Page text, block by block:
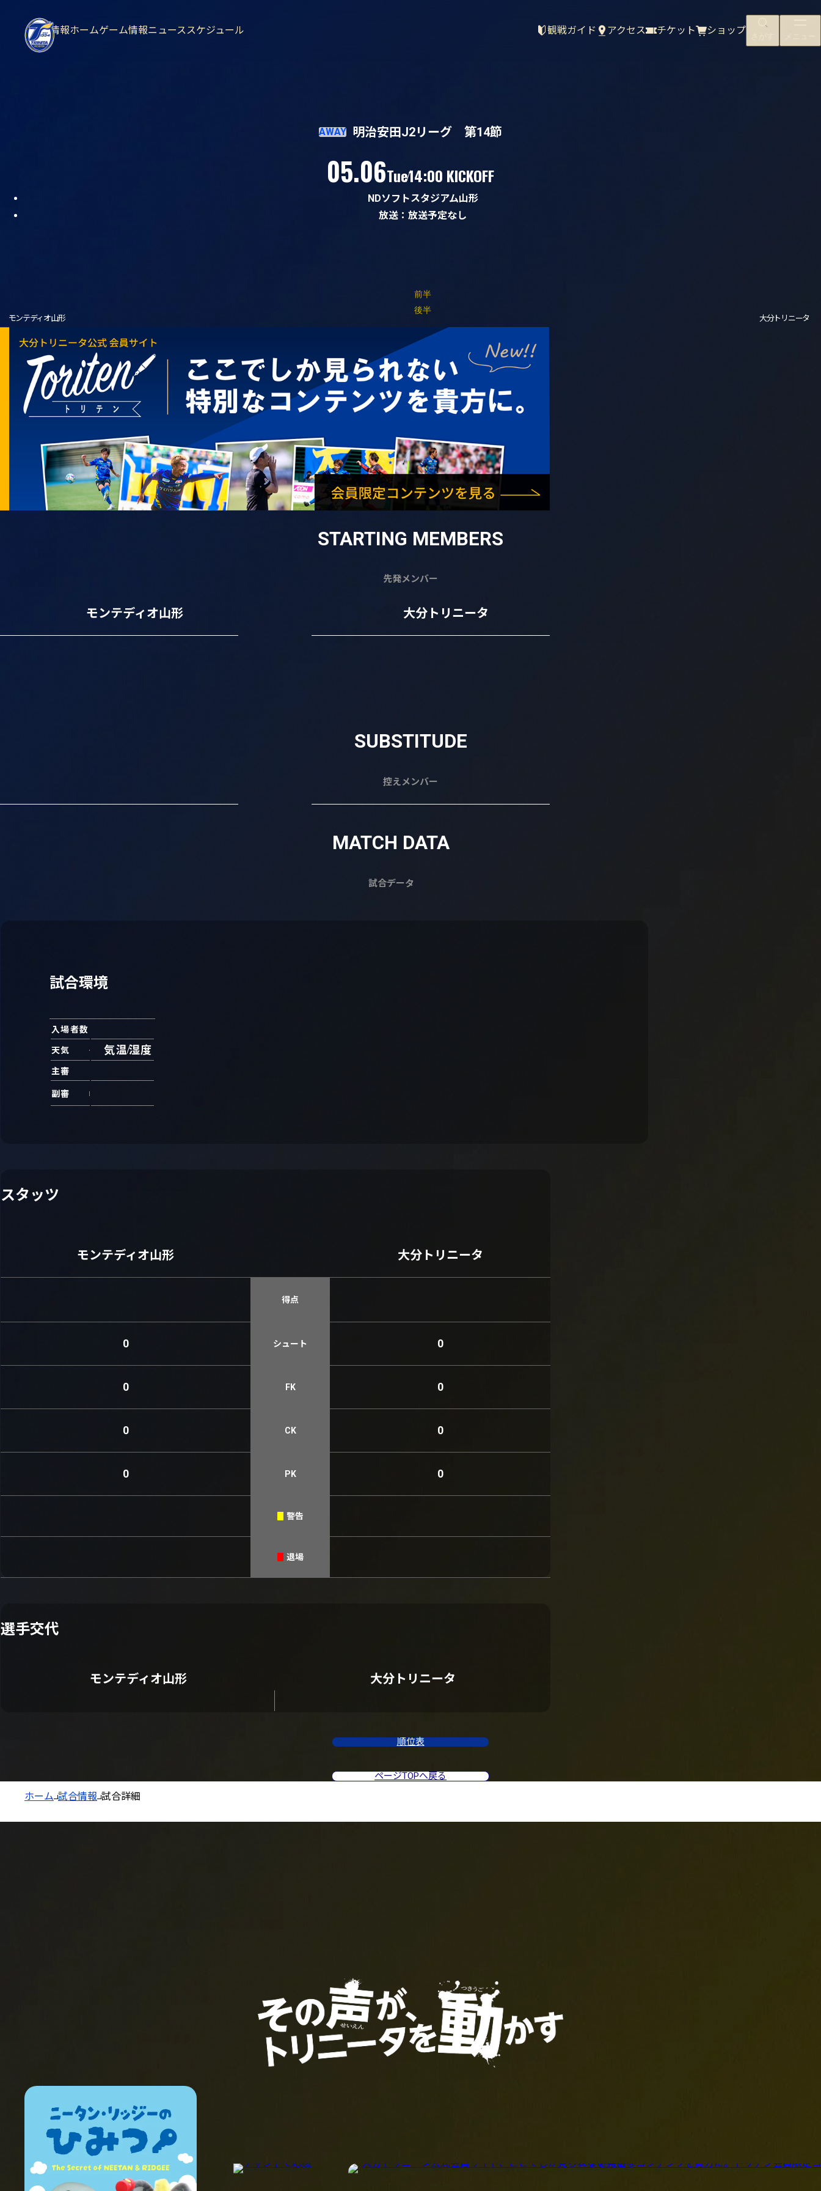
試合情報ホームゲーム情報ニューススケジュール 観戦ガイド アクセス チケット ショップ
AWAY 明治安田J2リーグ 第14節
05.06
（火）
Tue14:00 KICKOFF
NDソフトスタジアム山形
放送：放送予定なし
モンテディオ山形
前半
対
後半
対 大分トリニータ
先発メンバー
STARTING MEMBERS
モンテディオ山形 大分トリニータ
控えメンバー
SUBSTITUDE
試合データ
MATCH DATA
試合環境
入場者数
天気 気温湿度
主審
副審
スタッツ
モンテディオ山形 大分トリニータ
得点
0 シュート 0
0 FK 0
0 CK 0
0 PK 0
警告
退場
選手交代
モンテディオ山形 大分トリニータ
順位表
ページTOPへ戻る
ホーム 試合情報 試合詳細